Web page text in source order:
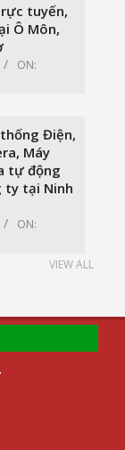
tuyến,
Ô Môn,
ON:
Điện,
Máy
tự động
ty tại Ninh
ON:
VIEW ALL